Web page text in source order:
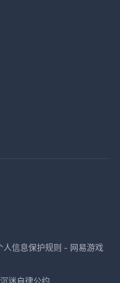
人信息保护规则 - 网易游戏